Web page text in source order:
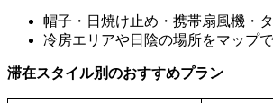
帽子・日焼け止め・携帯扇風機・
冷房エリアや日陰の場所をマップ
滞在スタイル別のおすすめプラン